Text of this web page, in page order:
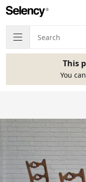
This
You